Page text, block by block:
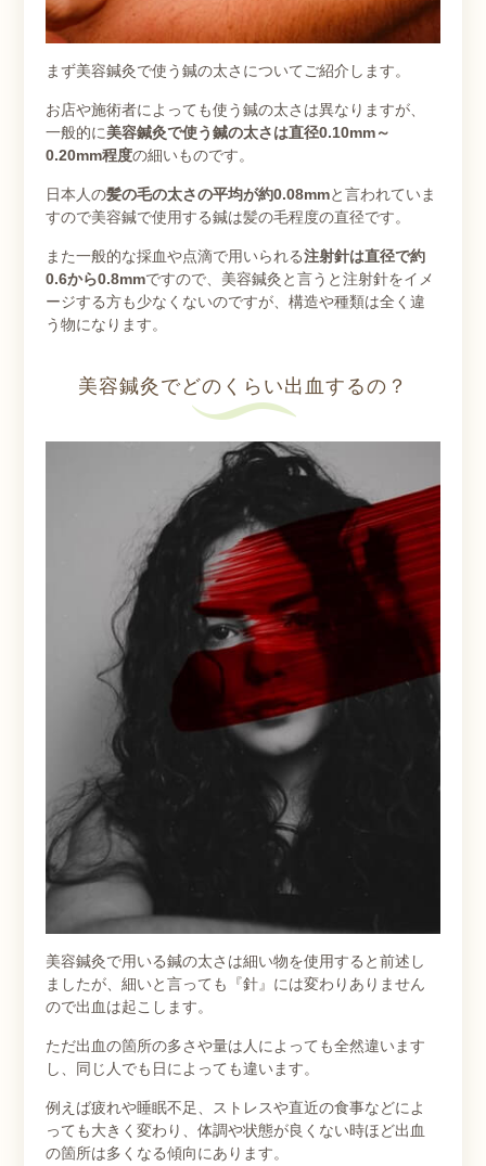
まず美容鍼灸で使う鍼の太さについてご紹介します。
お店や施術者によっても使う鍼の太さは異なりますが、
一般的に美容鍼灸で使う鍼の太さは直径0.10mm～
0.20mm程度の細いものです。
日本人の髪の毛の太さの平均が約0.08mmと言われていま
すので美容鍼で使用する鍼は髪の毛程度の直径です。
また一般的な採血や点滴で用いられる注射針は直径で約
0.6から0.8mmですので、美容鍼灸と言うと注射針をイメ
ージする方も少なくないのですが、構造や種類は全く違
う物になります。
美容鍼灸でどのくらい出血するの？
美容鍼灸で用いる鍼の太さは細い物を使用すると前述し
ましたが、細いと言っても『針』には変わりありません
ので出血は起こします。
ただ出血の箇所の多さや量は人によっても全然違います
し、同じ人でも日によっても違います。
例えば疲れや睡眠不足、ストレスや直近の食事などによ
っても大きく変わり、体調や状態が良くない時ほど出血
の箇所は多くなる傾向にあります。